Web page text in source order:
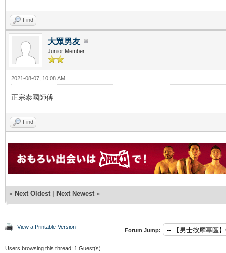
Find
大眾男友
Junior Member
2021-08-07, 10:08 AM
正宗泰國師傅
Find
« Next Oldest | Next Newest »
View a Printable Version
Forum Jump:
Users browsing this thread: 1 Guest(s)